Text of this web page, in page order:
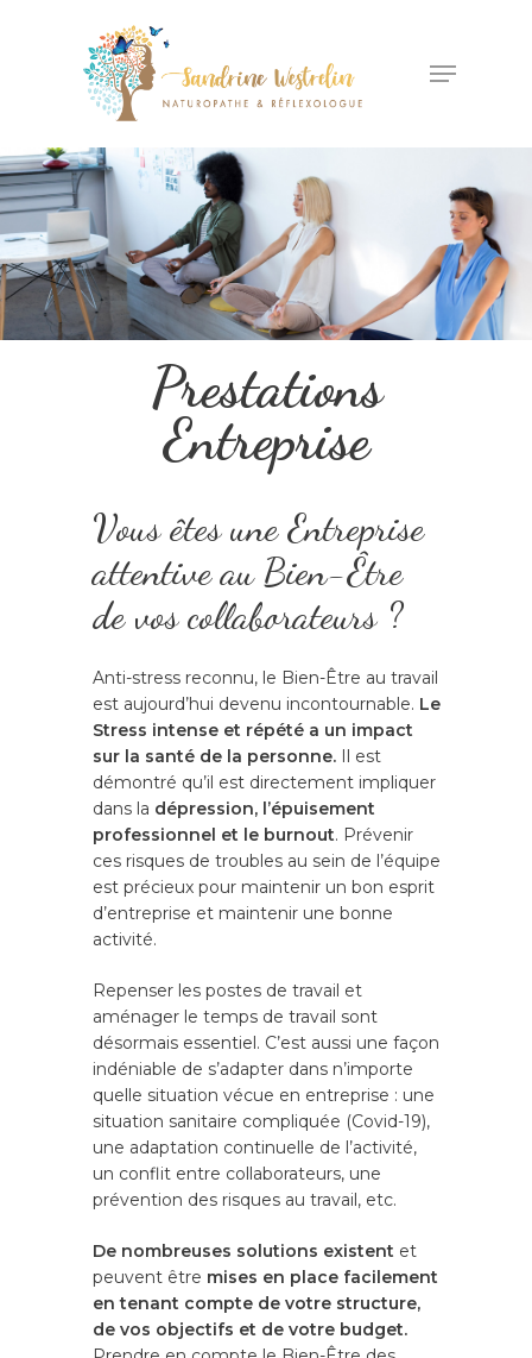
Prestations
Entreprise
Vous êtes une Entreprise
attentive au Bien-Être
de vos collaborateurs ?
Anti-stress reconnu, le Bien-Être au travail
est aujourd’hui devenu incontournable. Le
Stress intense et répété a un impact
sur la santé de la personne.Il est
démontré qu’il est directement impliquer
dans la dépression, l’épuisement
professionnel et le burnout. Prévenir
ces risques de troubles au sein de l’équipe
est précieux pour maintenir un bon esprit
d’entreprise et maintenir une bonne
activité.
Repenser les postes de travail et
aménager le temps de travail sont
désormais essentiel. C’est aussi une façon
indéniable de s’adapter dans n’importe
quelle situation vécue en entreprise : une
situation sanitaire compliquée (Covid-19),
une adaptation continuelle de l’activité,
un conflit entre collaborateurs, une
prévention des risques au travail, etc.
De nombreuses solutions existent et
peuvent être mises en place facilement
en tenant compte de votre structure,
de vos objectifs et de votre budget.